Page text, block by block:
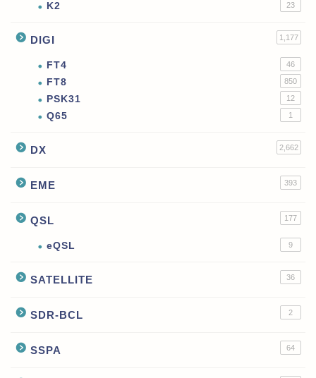
K2 23
DIGI 1,177
FT4 46
FT8 850
PSK31 12
Q65 1
DX 2,662
EME 393
QSL 177
eQSL 9
SATELLITE 36
SDR-BCL 2
SSPA 64